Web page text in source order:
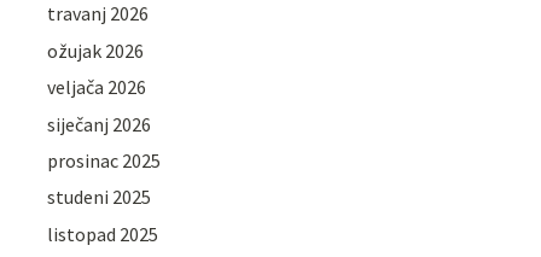
travanj 2026
ožujak 2026
veljača 2026
siječanj 2026
prosinac 2025
studeni 2025
listopad 2025